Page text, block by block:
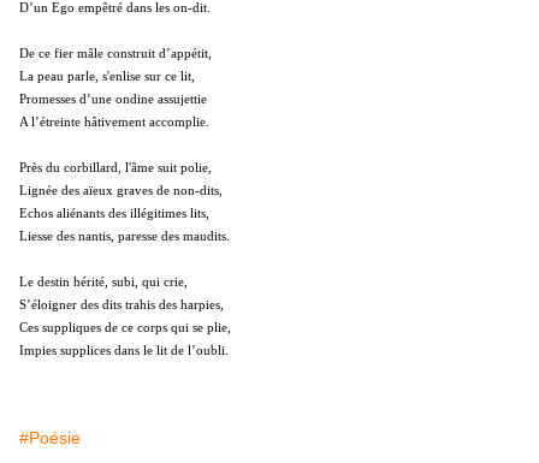
D’un Ego empêtré dans les on-dit.
De ce fier mâle construit d’appétit,
La peau parle, s'enlise sur ce lit,
Promesses d’une ondine assujettie
A l’étreinte hâtivement accomplie.
Près du corbillard, l'âme suit polie,
Lignée des aïeux graves de non-dits,
Echos aliénants des illégitimes lits,
Liesse des nantis, paresse des maudits.
Le destin hérité, subi, qui crie,
S’éloigner des dits trahis des harpies,
Ces suppliques de ce corps qui se plie,
Impies supplices dans le lit de l’oubli
#Poésie